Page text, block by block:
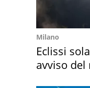
Milano
Eclissi
avviso